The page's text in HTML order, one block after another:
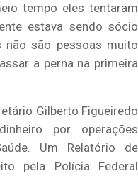
tempo eles tentaram
estava sendo sócio
não são pessoas muito
a perna na primeira
Gilberto Figueiredo
por operações
Um Relatório de
pela Polícia Federal